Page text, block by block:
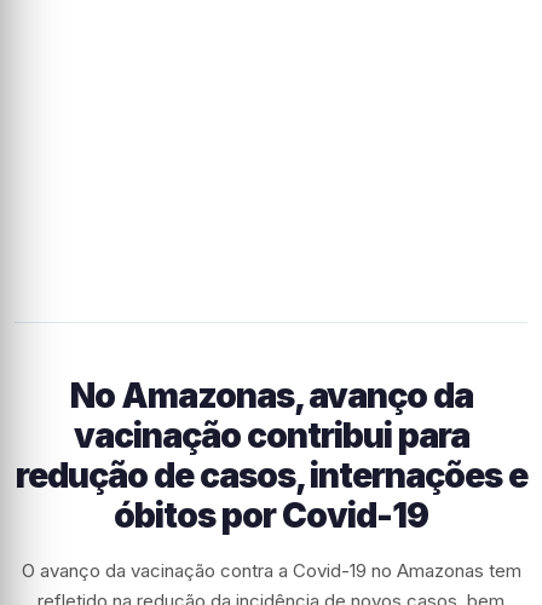
No Amazonas, avanço da
vacinação contribui para
redução de casos, internações e
óbitos por Covid-19
O avanço da vacinação contra a Covid-19 no Amazonas tem